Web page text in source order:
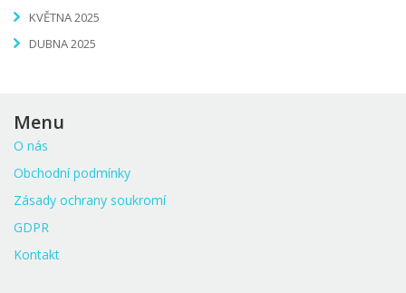
KVĚTNA 2025
DUBNA 2025
Menu
O nás
Obchodní podmínky
Zásady ochrany soukromí
GDPR
Kontakt